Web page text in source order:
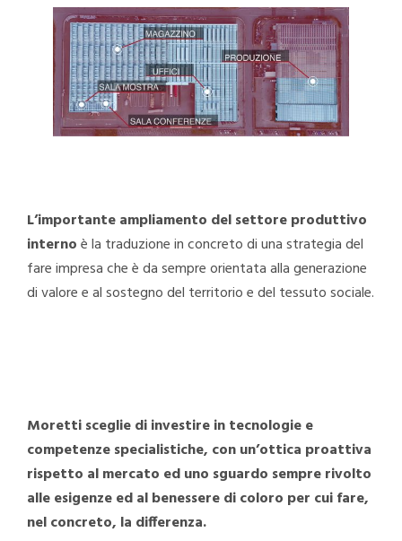
L’importante ampliamento del settore produttivo
internoè la traduzione in concreto di una strategia del
fare impresa che è da sempre orientata alla generazione
di valore e al sostegno del territorio e del tessuto sociale.
Moretti sceglie di investire in tecnologie e
competenze specialistiche, con un’ottica proattiva
rispetto al mercato ed uno sguardo sempre rivolto
alle esigenze ed al benessere di coloro per cui fare,
nel concreto, la differenza.